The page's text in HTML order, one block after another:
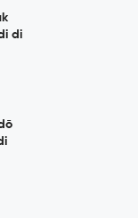
di